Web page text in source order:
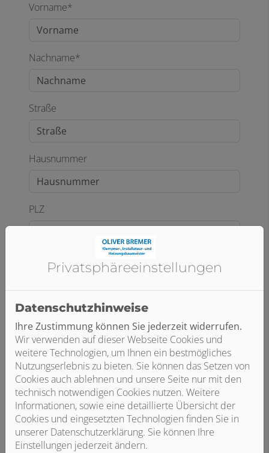
Vorname*
Nachname*
Straße
Hausnummer
PLZ
E-Mail*
Telefon
Betreff
Privatsphäre­einstellungen
Datenschutzhinweise
Ihre Zustimmung können Sie jederzeit widerrufen.
Wir verwenden auf dieser Webseite Cookies und
weitere Technologien, um Ihnen ein bestmögliches
Nutzungserlebnis zu bieten. Sie können das Setzen von
Cookies auch ablehnen und unsere Seite nur mit den
technisch notwendigen Cookies nutzen. Weitere
Informationen, sowie eine detaillierte Übersicht der
Cookies und eingesetzten Technologien finden Sie in
unserer Datenschutzerklärung. Sie können Ihre
Einstellungen jederzeit ändern.